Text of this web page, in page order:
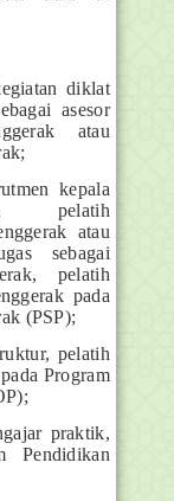
diklat
asesor
atau
kepala
pelatih
atau
sebagai
pelatih
pada
(PSP);
pelatih
Program
praktik,
Pendidikan